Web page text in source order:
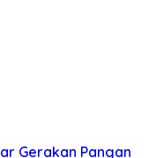
Gerakan Pangan